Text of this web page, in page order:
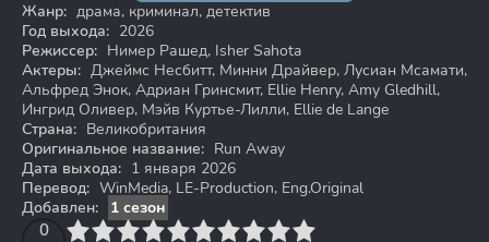
Жанр: драма, криминал, детектив
Год выхода: 2026
Режиссер: Нимер Рашед, Isher Sahota
Актеры: Джеймс Несбитт, Минни Драйвер, Лусиан Мсамати,
Альфред Энок, Адриан Гринсмит, Ellie Henry, Amy Gledhill,
Ингрид Оливер, Мэйв Куртье-Лилли, Ellie de Lange
Страна: Великобритания
Оригинальное название: Run Away
Дата выхода: 1 января 2026
Перевод: WinMedia, LE-Production, Eng.Original
Добавлен:
1 сезон
0
4 6 7 8 9 10